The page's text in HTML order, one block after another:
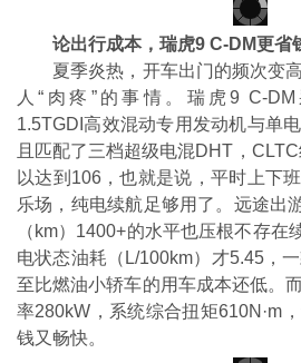
论出行成本，瑞虎9 C-DM更省
夏季炎热，开车出门的频次变高
人“肉疼”的事情。瑞虎9 C-
1.5TGDI高效混动专用发动机与单
且匹配了三档超级电混DHT，
以达到106，也就是说，平时上下
乐场，纯电续航足够用了。远途出
（km）1400+的水平也压根不存在
电状态油耗（L/100km）才5.45，
至比燃油小轿车的用车成本还低。
率280kW，系统综合扭矩610N·m
钱又畅快。